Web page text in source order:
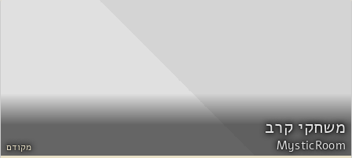
משחקי קרב
MysticRoom מקודם